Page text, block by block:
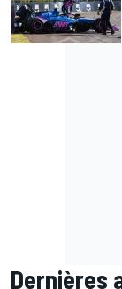
Dernières